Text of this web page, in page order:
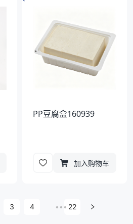
PP豆腐盒160939
加入购物车
3 4 ••• 22